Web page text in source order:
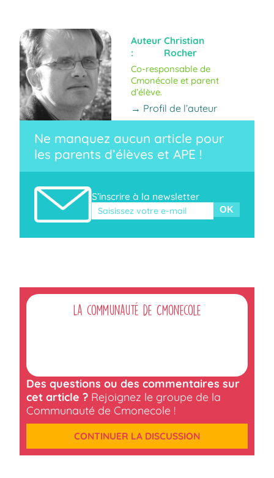
Auteur
:
Christian
Rocher
Co-responsable de
Cmonécole et parent
d’élève.
→ Profil de l’auteur
Ne manquez aucun article pour
les parents d’élèves et APE !
S’inscrire à la newsletter
Veuillez laisser ce champ vide.
La communauté de Cmonecole
Des questions ou des commentaires sur
cet article ?Rejoignez le groupe de la
Communauté de Cmonecole !
CONTINUER LA DISCUSSION